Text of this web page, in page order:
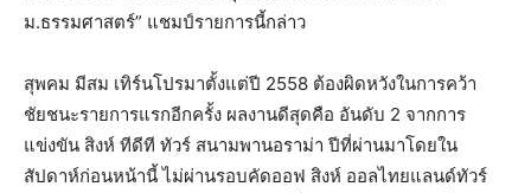
ม.ธรรมศาสตร์” แชมป์รายการนี้กล่าว
สุพคม มีสม เทิร์นโปรมาตั้งแต่ปี 2558 ต้องผิดหวังในการคว้า
ชัยชนะรายการแรกอีกครั้ง ผลงานดีสุดคือ อันดับ 2 จากการ
แข่งขัน สิงห์ ทีดีที ทัวร์ สนามพานอราม่า ปีที่ผ่านมาโดยใน
สัปดาห์ก่อนหน้านี้ ไม่ผ่านรอบคัดออฟ สิงห์ ออลไทยแลนด์ทัวร์